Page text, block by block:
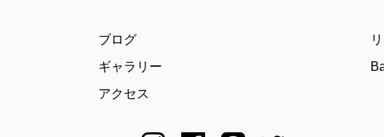
ブログ
ギャラリー
アクセス